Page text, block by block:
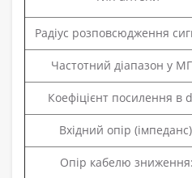
Радіус розповсюдження
Частотний діапазон у
Коефіцієнт посилення в
Вхідний опір
Опір кабелю зниження: